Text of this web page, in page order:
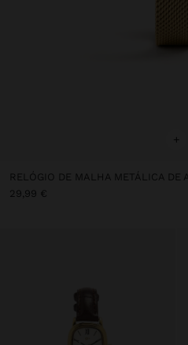
+
RELÓGIO DE MALHA METÁLICA DE
29,99 €